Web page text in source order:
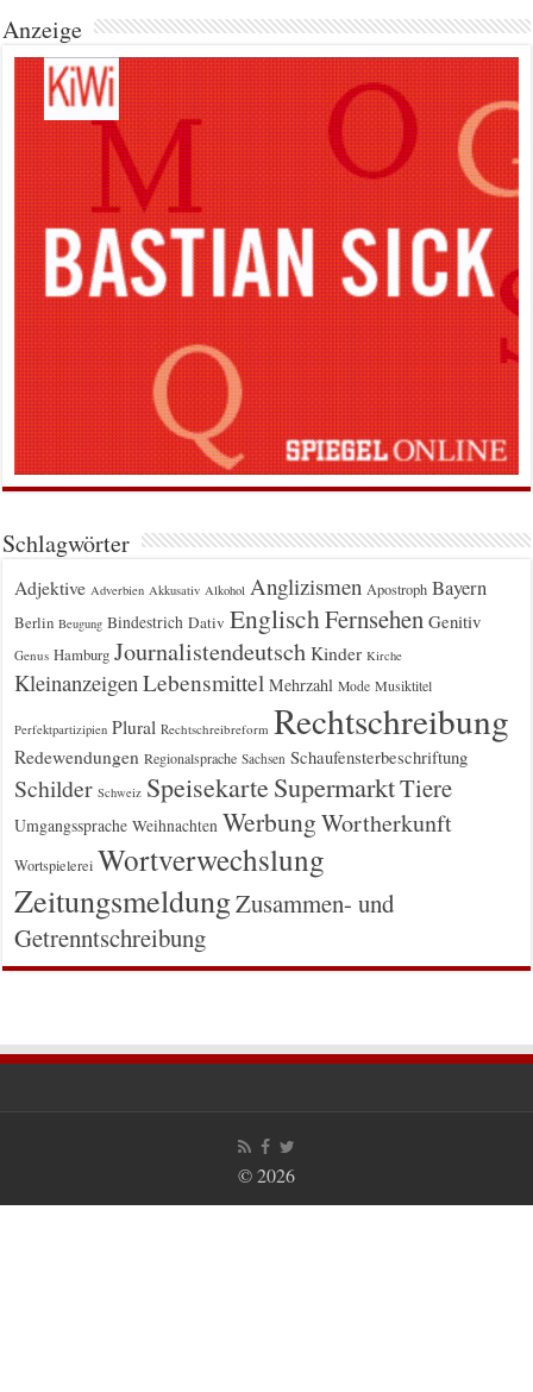
Anzeige
Schlagwörter
Adjektive Adverbien Akkusativ Alkohol Anglizismen Apostroph Bayern
Berlin Beugung Bindestrich Dativ EnglischFernsehen Genitiv
Genus Hamburg Journalistendeutsch Kinder Kirche
Kleinanzeigen Lebensmittel Mehrzahl Mode Musiktitel
Perfektpartizipien Plural Rechtschreibreform Rechtschreibung
Redewendungen Regionalsprache Sachsen Schaufensterbeschriftung
Schilder Schweiz Speisekarte SupermarktTiere
Umgangssprache Weihnachten WerbungWortherkunft
Wortspielerei Wortverwechslung
ZeitungsmeldungZusammen- und
Getrenntschreibung
© 2026